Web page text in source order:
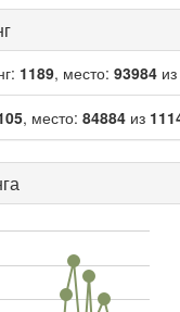
1189, место: 93984 из
, место: 84884 из